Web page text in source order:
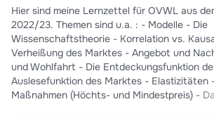
Hier sind meine Lernzettel für OVWL aus
2022/23. Themen sind u.a. : - Modelle - Die
Wissenschaftstheorie - Korrelation vs.
Verheißung des Marktes - Angebot und
und Wohlfahrt - Die Entdeckungsfunktion
Auslesefunktion des Marktes - Elastizitäten
Maßnahmen (Höchts- und Mindestpreis) -